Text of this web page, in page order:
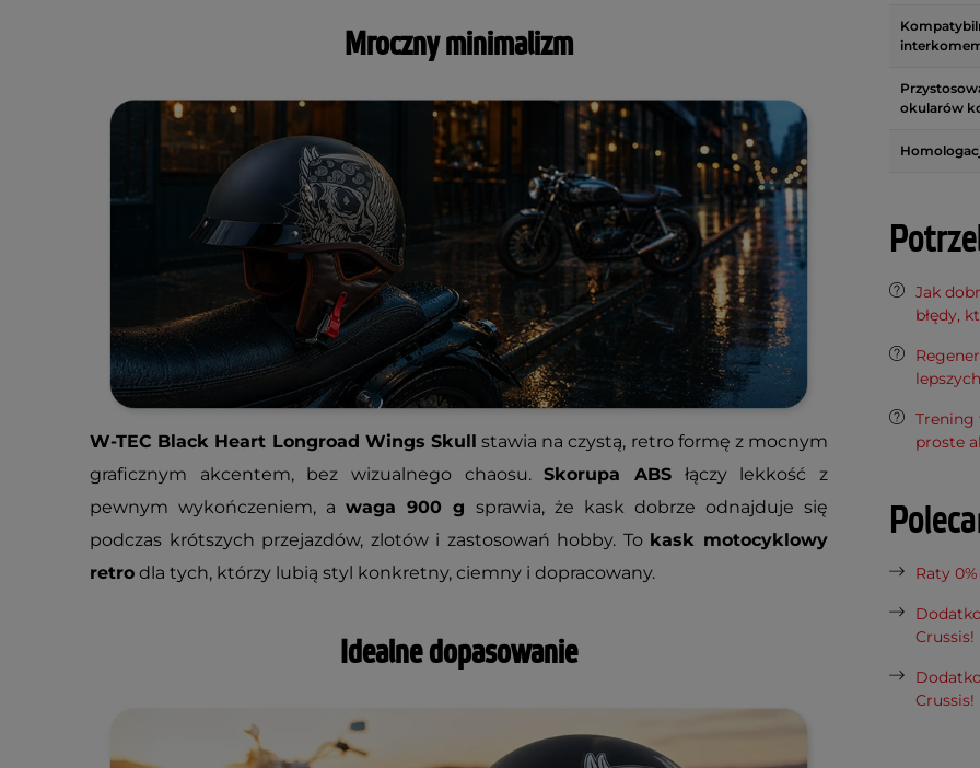
Mroczny minimalizm
W-TEC Black Heart Longroad Wings Skull stawia na czystą, retro formę z mocnym
graficznym akcentem, bez wizualnego chaosu.Skorupa ABS łączy lekkość z
pewnym wykończeniem, awaga 900 g sprawia, że kask dobrze odnajduje się
podczas krótszych przejazdów, zlotów i zastosowań hobby. To kask motocyklowy
retro dla tych, którzy lubią styl konkretny, ciemny i dopracowany.
Idealne dopasowanie
okularów
Jak
błędy,
Trening
proste
Raty
Crussis!
Crussis!